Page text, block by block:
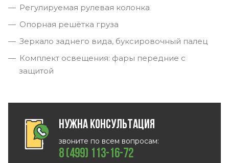
Регулируемая рулевая колонка
Опорная решётка груза
Зеркало заднего вида, буксировочный палец
Комплект освещения: фары передние с
защитой
Нужна консультация
звоните по всем вопросам:
8 (499) 113-16-72